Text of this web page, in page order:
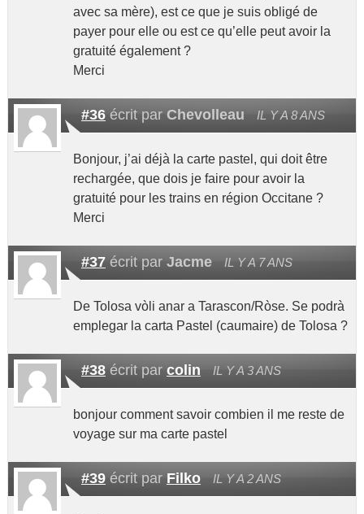
avec sa mère), est ce que je suis obligé de
payer pour elle ou est ce qu’elle peut avoir la
gratuité également ?
Merci
#36écrit par Chevolleau IL Y A 8 ANS
Bonjour, j’ai déjà la carte pastel, qui doit être
rechargée, que dois je faire pour avoir la
gratuité pour les trains en région Occitane ?
Merci
#37écrit par Jacme IL Y A 7 ANS
De Tolosa vòli anar a Tarascon/Ròse. Se podrà
emplegar la carta Pastel (caumaire) de Tolosa ?
#38écrit par colin IL Y A 3 ANS
bonjour comment savoir combien il me reste de
voyage sur ma carte pastel
#39écrit par Filko IL Y A 2 ANS